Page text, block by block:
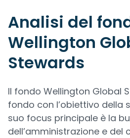
Analisi del
Wellington
Stewards
Il fondo Wellington Global
fondo con l’obiettivo della
suo focus principale è la
dell’amministrazione e del